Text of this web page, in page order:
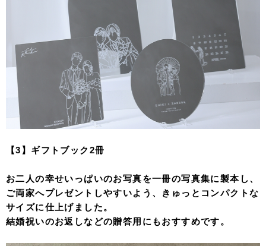
【3】ギフトブック2冊
お二人の幸せいっぱいのお写真を一冊の写真集に製本し、
ご両家へプレゼントしやすいよう、きゅっとコンパクトな
サイズに仕上げました。
結婚祝いのお返しなどの贈答用にもおすすめです。